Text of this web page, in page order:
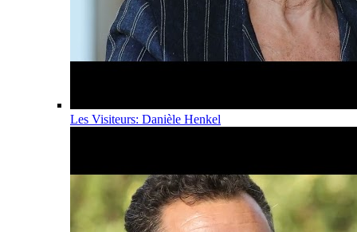
Les Visiteurs: Danièle Henkel